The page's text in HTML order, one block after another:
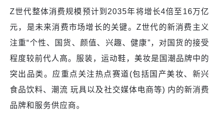
Z世代整体消费规模预计到2035年将增长4倍至16万亿
元，是未来消费市场增长的关键。Z世代的新消费主义
注重“个性、国货、颜值、兴趣、健康”，对国货的接受
程度较前代人高。服装，运动鞋，美妆是国潮品牌中的
突出品类。应重点关注热点赛道(包括国产美妆、新兴
食品饮料、潮流 玩具以及社交媒体电商等) 内的新消费
品牌和服务供应商。